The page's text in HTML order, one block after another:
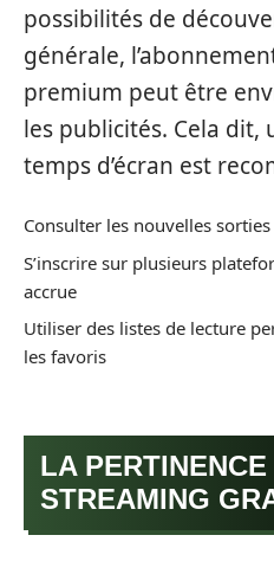
possibilités de
générale,
premium peut être
les publicités. Cela
temps d’écran est
Consulter les nouvelles
S’inscrire sur plusieurs
accrue
Utiliser des listes de lecture
les favoris
LA PERTINENCE
STREAMING